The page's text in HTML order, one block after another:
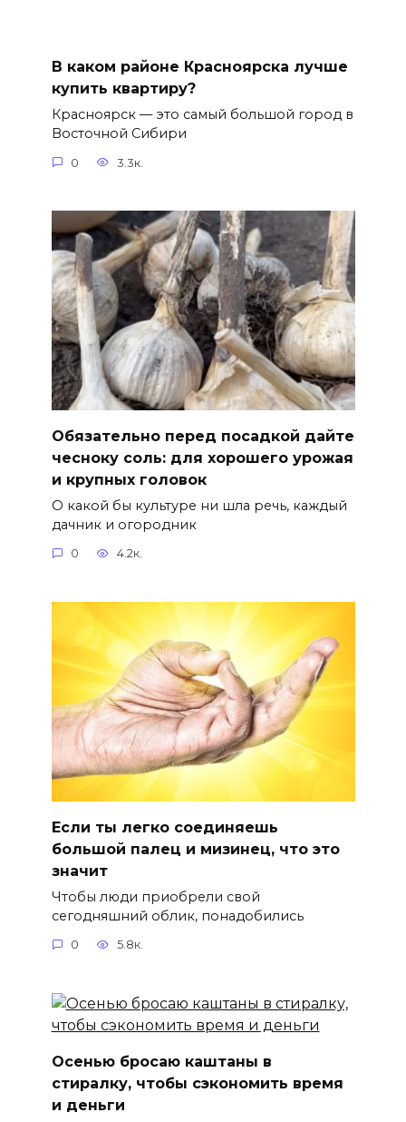
В каком районе Красноярска лучше
купить квартиру?
Красноярск — это самый большой город в
Восточной Сибири
0 3.3к.
Обязательно перед посадкой дайте
чесноку соль: для хорошего урожая
и крупных головок
О какой бы культуре ни шла речь, каждый
дачник и огородник
0 4.2к.
Если ты легко соединяешь
большой палец и мизинец, что это
значит
Чтобы люди приобрели свой
сегодняшний облик, понадобились
0 5.8к.
Осенью бросаю каштаны в
стиралку, чтобы сэкономить время
и деньги